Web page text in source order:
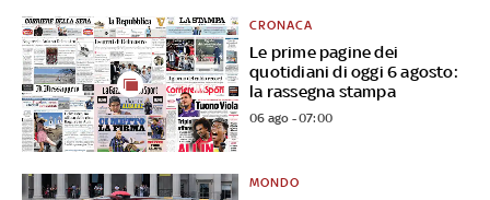
Le prime pagine dei
quotidiani di oggi 6 agosto:
la rassegna stampa
CRONACA
06 ago - 07:00
MONDO